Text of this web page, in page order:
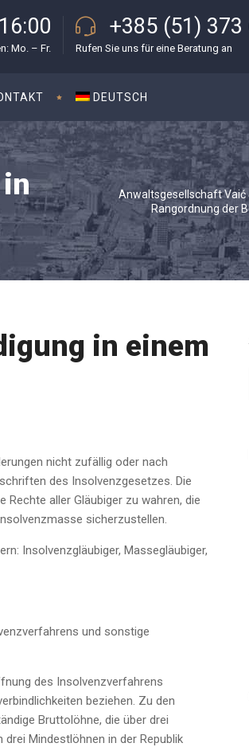
Mo. – Fr.
+385 (51) 373
Rufen Sie uns für eine Beratung an
DEUTSCH
Anwaltsgesellschaft Vaić
Rangordnung der
in einem
nicht zufällig oder nach
des Insolvenzgesetzes. Die
aller Gläubiger zu wahren, die
sicherzustellen.
Insolvenzgläubiger, Massegläubiger,
und sonstige
des Insolvenzverfahrens
beziehen. Zu den
Bruttolöhne, die über drei
Mindestlöhnen in der Republik